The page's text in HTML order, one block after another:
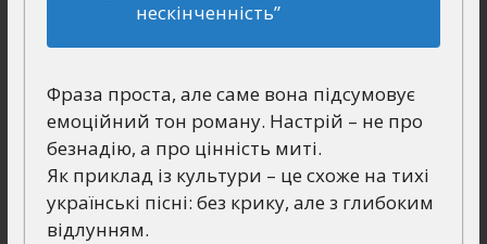
нескінченність”
Фраза проста, але саме вона підсумовує
емоційний тон роману. Настрій – не про
безнадію, а про цінність миті.
Як приклад із культури – це схоже на тихі
українські пісні: без крику, але з глибоким
відлунням.